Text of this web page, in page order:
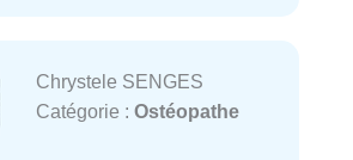
Chrystele SENGES
Catégorie : Ostéopathe